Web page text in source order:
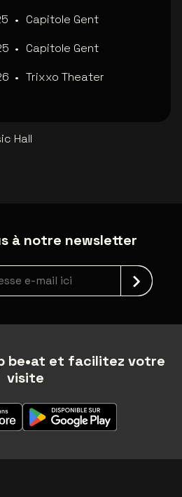
• Capitole Gent
• Capitole Gent
• Trixxo Theater
Hall
à notre newsletter
be•at et facilitez votre
visite